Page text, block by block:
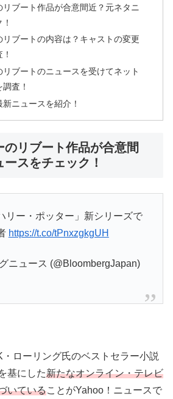
ブート作品が合意間近？元ネタニ
ブートの内容は？キャストの変更
ブートのニュースを受けてネット
査！
ニュースを紹介！
リブート作品が合意間
スをチェック！
リー・ポッター」新シリーズで
https://t.co/tPnxzgkgUH
ニュース (@BloombergJapan)
ローリング氏のベストセラー小説
基にした新たなオンライン・テレビ
いていることがYahoo！ニュースで